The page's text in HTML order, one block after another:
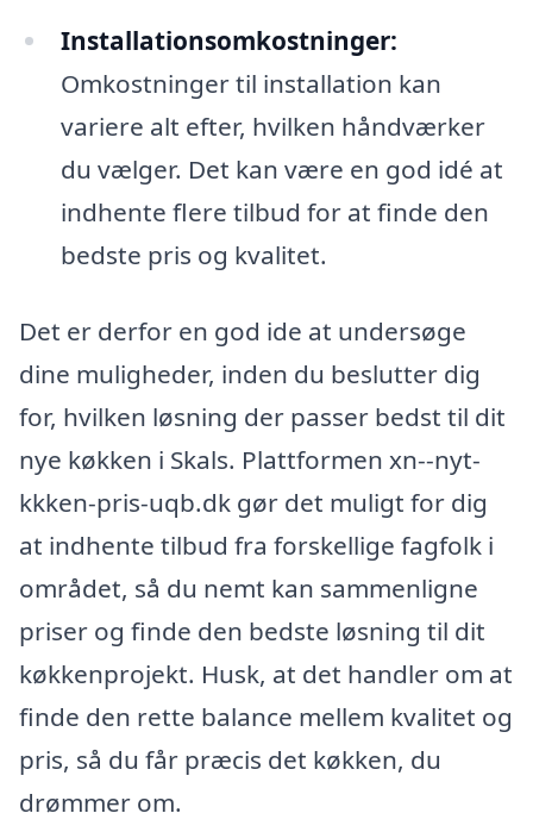
Installationsomkostninger:
Omkostninger til installation kan
variere alt efter, hvilken håndværker
du vælger. Det kan være en god idé at
indhente flere tilbud for at finde den
bedste pris og kvalitet.
Det er derfor en god ide at undersøge
dine muligheder, inden du beslutter dig
for, hvilken løsning der passer bedst til dit
nye køkken i Skals. Plattformen xn--nyt-
kkken-pris-uqb.dk gør det muligt for dig
at indhente tilbud fra forskellige fagfolk i
området, så du nemt kan sammenligne
priser og finde den bedste løsning til dit
køkkenprojekt. Husk, at det handler om at
finde den rette balance mellem kvalitet og
pris, så du får præcis det køkken, du
drømmer om.